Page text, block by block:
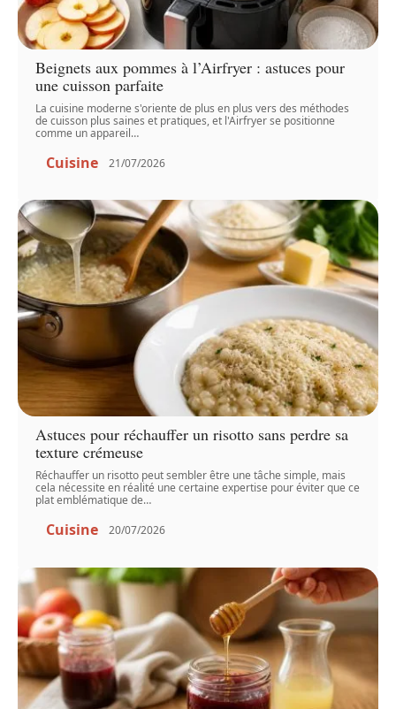
Beignets aux pommes à l’Airfryer : astuces pour
une cuisson parfaite
La cuisine moderne s'oriente de plus en plus vers des méthodes
de cuisson plus saines et pratiques, et l'Airfryer se positionne
comme un appareil…
Cuisine 21/07/2026
Astuces pour réchauffer un risotto sans perdre sa
texture crémeuse
Réchauffer un risotto peut sembler être une tâche simple, mais
cela nécessite en réalité une certaine expertise pour éviter que ce
plat emblématique de…
Cuisine 20/07/2026